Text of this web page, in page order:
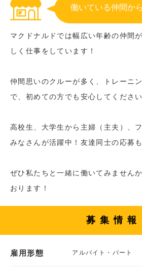
働いている仲間か
マクドナルドでは幅広い年齢の仲間
しく仕事をしています！
仲間思いのクルーが多く、トレーニ
で、初めての方でも安心してください
高校生、大学生から主婦（主夫）、
みなさんが活躍中！友達同士の応募
ぜひ私たちと一緒に働いてみません
おります！
募集情報
雇用形態 アルバイト・パート